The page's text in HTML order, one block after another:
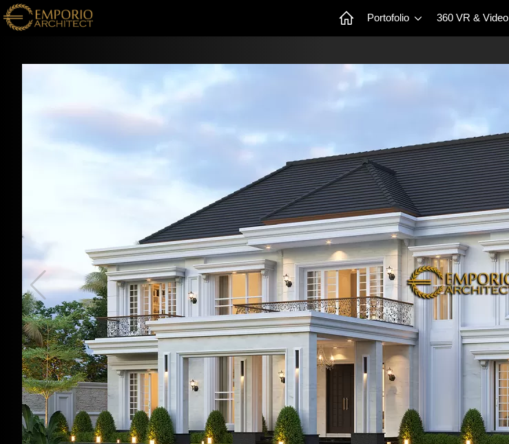
Portofolio 360 VR & Video